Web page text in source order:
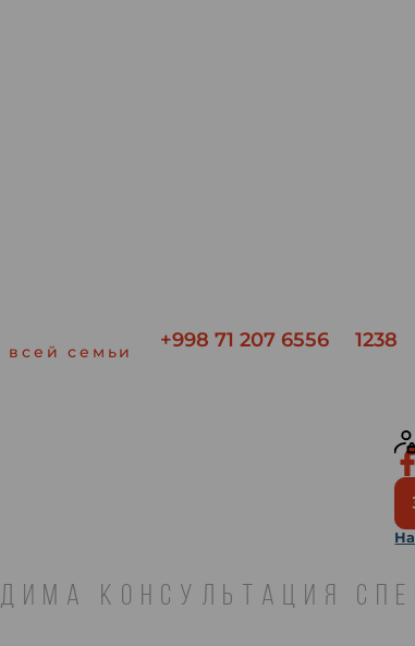
всей семьи +998 71 207 6556 1238
КОНСУЛЬТАЦИЯ